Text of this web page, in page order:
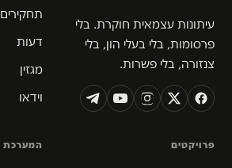
עיתונות עצמאית חוקרת. בלי
פרסומות, בלי בעלי הון, בלי
צנזורה, בלי פשרות.
תחקירים
דעות
מגזין
וידאו
פרויקטים המערכת